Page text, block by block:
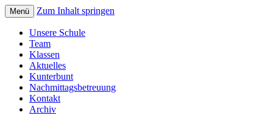
Volksschule Bad Blumau
Menü Zum Inhalt springen
Unsere Schule
Team
Klassen
Aktuelles
Kunterbunt
Nachmittagsbetreuung
Kontakt
Archiv